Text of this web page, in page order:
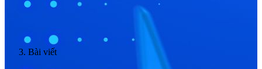
Bài viết